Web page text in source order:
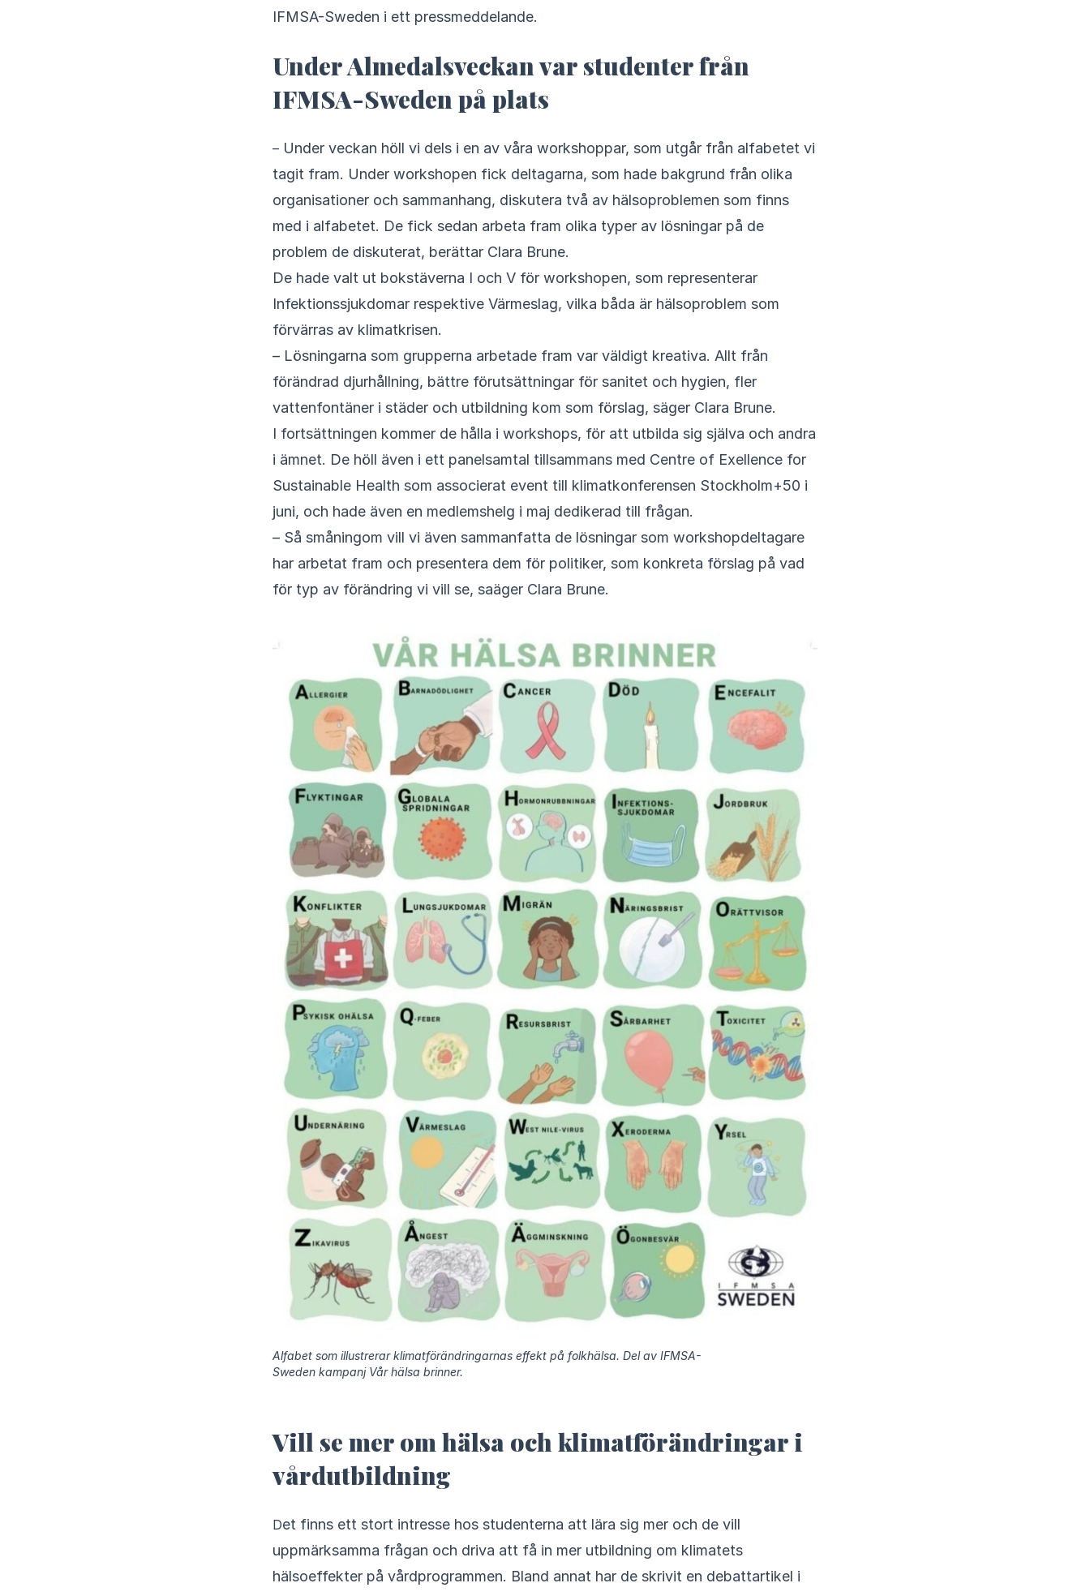
IFMSA-Sweden i ett pressmeddelande.
Under Almedalsveckan var studenter från
IFMSA-Sweden på plats
– Under veckan höll vi dels i en av våra workshoppar, som utgår från alfabetet vi
tagit fram. Under workshopen fick deltagarna, som hade bakgrund från olika
organisationer och sammanhang, diskutera två av hälsoproblemen som finns
med i alfabetet. De fick sedan arbeta fram olika typer av lösningar på de
problem de diskuterat, berättar Clara Brune.
De hade valt ut bokstäverna I och V för workshopen, som representerar
Infektionssjukdomar respektive Värmeslag, vilka båda är hälsoproblem som
förvärras av klimatkrisen.
– Lösningarna som grupperna arbetade fram var väldigt kreativa. Allt från
förändrad djurhållning, bättre förutsättningar för sanitet och hygien, fler
vattenfontäner i städer och utbildning kom som förslag, säger Clara Brune.
I fortsättningen kommer de hålla i workshops, för att utbilda sig själva och andra
i ämnet. De höll även i ett panelsamtal tillsammans med Centre of Exellence for
Sustainable Health som associerat event till klimatkonferensen Stockholm+50 i
juni, och hade även en medlemshelg i maj dedikerad till frågan.
– Så småningom vill vi även sammanfatta de lösningar som workshopdeltagare
har arbetat fram och presentera dem för politiker, som konkreta förslag på vad
för typ av förändring vi vill se, saäger Clara Brune.
Alfabet som illustrerar klimatförändringarnas effekt på folkhälsa. Del av IFMSA-
Sweden kampanj Vår hälsa brinner.
Vill se mer om hälsa och klimatförändringar i
vårdutbildning
Det finns ett stort intresse hos studenterna att lära sig mer och de vill
uppmärksamma frågan och driva att få in mer utbildning om klimatets
hälsoeffekter på vårdprogrammen. Bland annat har de skrivit en debattartikel i